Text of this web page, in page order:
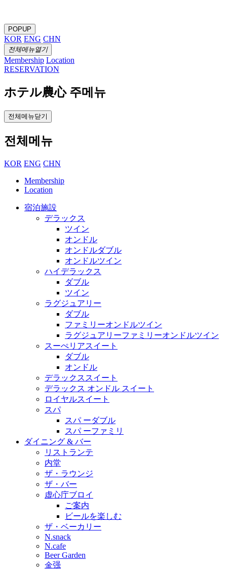
POPUP
KOR ENG CHN
전체메뉴열기
Membership Location
RESERVATION
ホテル農心 주메뉴
전체메뉴닫기
전체메뉴
KOR ENG CHN
Membership
Location
宿泊施設
デラックス
ツイン
オンドル
オンドルダブル
オンドルツイン
ハイデラックス
ダブル
ツイン
ラグジュアリー
ダブル
ファミリーオンドルツイン
ラグジュアリーファミリーオンドルツイン
スーぺリアスイート
ダブル
オンドル
デラックススイート
デラックス オンドル スイート
ロイヤルスイート
スパ
スパ ーダブル
スパ ーファミリ
ダイニング & バー
リストランテ
内堂
ザ・ラウンジ
ザ・バー
虚心庁ブロイ
ご案内
ビールを楽しむ
ザ・ベーカリー
N.snack
N.cafe
Beer Garden
金强